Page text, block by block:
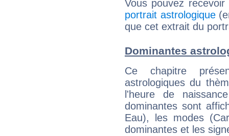
Vous pouvez
portrait astrologique
que cet extrait du
Dominantes
Ce chapitre
astrologiques du
l'heure de
dominantes sont
Eau), les modes
dominantes et les